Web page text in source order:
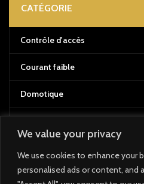
We value your privacy
We use cookies to enhance your
personalised ads or content, and
CATÉGORIE
Contrôle d'accès
Courant faible
Domotique
Énergie solaire